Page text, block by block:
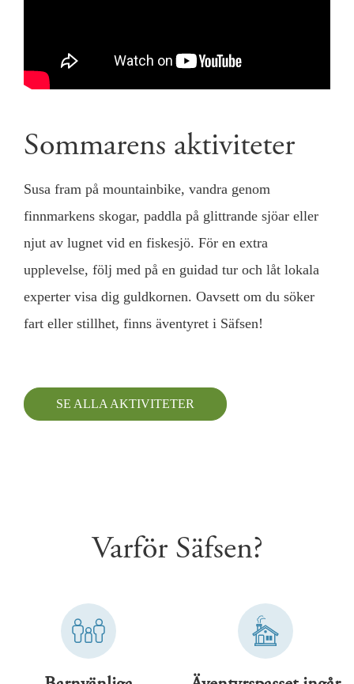
Sommarens aktiviteter
Susa fram på mountainbike, vandra genom
finnmarkens skogar, paddla på glittrande sjöar eller
njut av lugnet vid en fiskesjö. För en extra
upplevelse, följ med på en guidad tur och låt lokala
experter visa dig guldkornen. Oavsett om du söker
fart eller stillhet, finns äventyret i Säfsen!
SE ALLA AKTIVITETER
Varför Säfsen?